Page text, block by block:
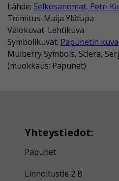
Lähde: Selkosanomat, Petri
Toimitus: Maija Ylätupa
Valokuvat: Lehtikuva
Symbolikuvat: Papunetin
Mulberry Symbols, Sclera,
(muokkaus: Papunet)
Yhteystiedot:
Papunet
Linnoitustie 2 B